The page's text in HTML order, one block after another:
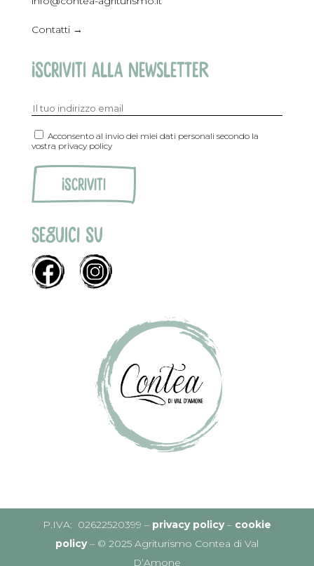
Contatti →
Iscriviti alla newsletter
Acconsento al invio dei miei dati personali secondo la
vostra privacy policy
Seguici SU
P.IVA: 02622520399 – privacy policy– cookie
policy– © 2025 Agriturismo Contea di Val
D’Amone